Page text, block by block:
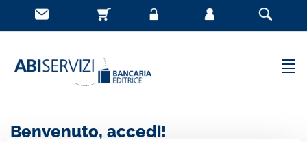
Benvenuto, accedi!